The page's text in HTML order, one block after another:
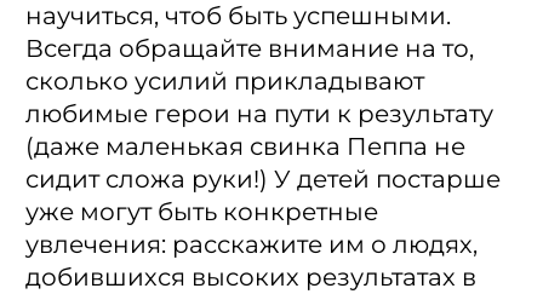
научиться, чтоб быть успешными.
Всегда обращайте внимание на то,
сколько усилий прикладывают
любимые герои на пути к результату
(даже маленькая свинка Пеппа не
сидит сложа руки!) У детей постарше
уже могут быть конкретные
увлечения: расскажите им о людях,
добившихся высоких результатах в